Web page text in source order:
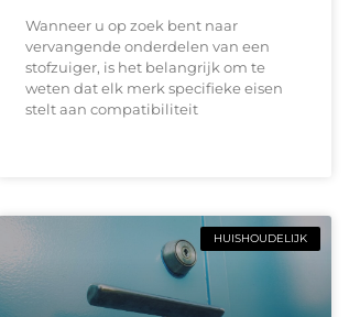
Wanneer u op zoek bent naar
vervangende onderdelen van een
stofzuiger, is het belangrijk om te
weten dat elk merk specifieke eisen
stelt aan compatibiliteit
HUISHOUDELIJK